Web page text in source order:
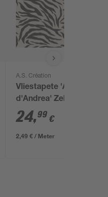
A.S. Création
Vliestapete 'Anna
d'Andrea' Zebra weiß
0,53 x 10,05 m
24,99 €
2,49 € / Meter